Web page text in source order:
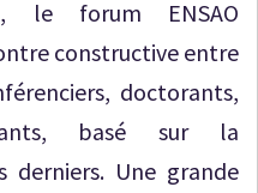
le forum ENSAO
constructive entre
doctorants,
basé sur la
derniers. Une grande